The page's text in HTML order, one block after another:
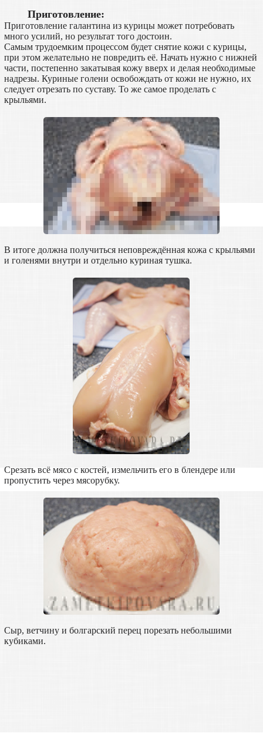
Приготовление:
Приготовление галантина из курицы может потребовать
много усилий, но результат того достоин.
Самым трудоемким процессом будет снятие кожи с курицы,
при этом желательно не повредить её. Начать нужно с нижней
части, постепенно закатывая кожу вверх и делая необходимые
надрезы. Куриные голени освобождать от кожи не нужно, их
следует отрезать по суставу. То же самое проделать с
крыльями.
В итоге должна получиться неповреждённая кожа с крыльями
и голенями внутри и отдельно куриная тушка.
Срезать всё мясо с костей, измельчить его в блендере или
пропустить через мясорубку.
Сыр, ветчину и болгарский перец порезать небольшими
кубиками.